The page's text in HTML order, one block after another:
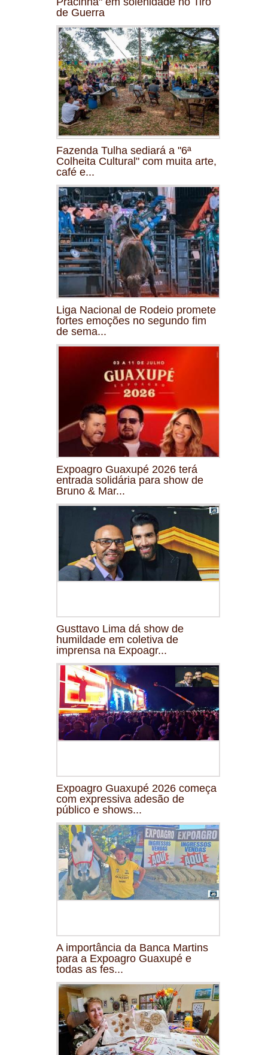
de Guerra
Fazenda Tulha sediará a "6ª
Colheita Cultural" com muita arte,
café e...
Liga Nacional de Rodeio promete
fortes emoções no segundo fim
de sema...
Expoagro Guaxupé 2026 terá
entrada solidária para show de
Bruno & Mar...
Gusttavo Lima dá show de
humildade em coletiva de
imprensa na Expoagr...
Expoagro Guaxupé 2026 começa
com expressiva adesão de
público e shows...
A importância da Banca Martins
para a Expoagro Guaxupé e
todas as fes...